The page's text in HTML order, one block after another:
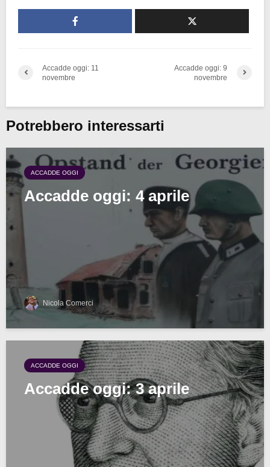
Accadde oggi: 11
novembre
Accadde oggi: 9
novembre
Potrebbero interessarti
ACCADDE OGGI
Accadde oggi: 4 aprile
Nicola Comerci
ACCADDE OGGI
Accadde oggi: 3 aprile